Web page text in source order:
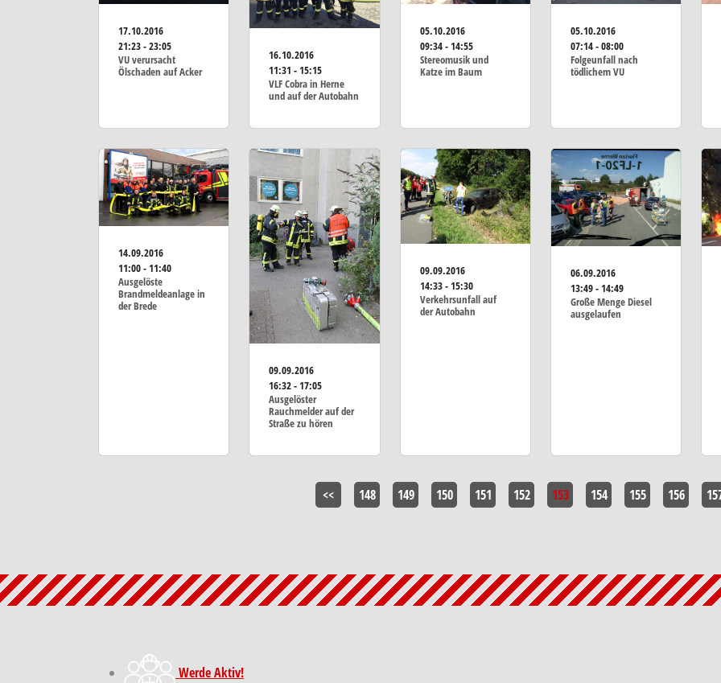
17.10.2016
21:23 - 23:05
VU verursacht
Ölschaden auf Acker
16.10.2016
11:31 - 15:15
VLF Cobra in Herne
und auf der Autobahn
05.10.2016
09:34 - 14:55
Stereomusik und
Katze im Baum
05.10.2016
07:14 - 08:00
Folgeunfall nach
tödlichem VU
14.09.2016
11:00 - 11:40
Ausgelöste
Brandmeldeanlage in
der Brede
09.09.2016
16:32 - 17:05
Ausgelöster
Rauchmelder auf der
Straße zu hören
09.09.2016
14:33 - 15:30
Verkehrsunfall auf
der Autobahn
06.09.2016
13:49 - 14:49
Große Menge Diesel
ausgelaufen
<< 148 149 150 151 152 153 154 155 156
Werde Aktiv!